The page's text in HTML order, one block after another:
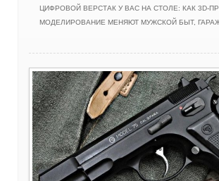
ЦИФРОВОЙ ВЕРСТАК У ВАС НА СТОЛЕ: КАК 3D-
МОДЕЛИРОВАНИЕ МЕНЯЮТ МУЖСКОЙ БЫТ,